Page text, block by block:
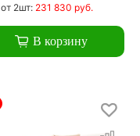
от 2шт: 231 830 руб.
В корзину